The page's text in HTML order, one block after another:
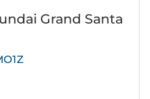
Grand Santa